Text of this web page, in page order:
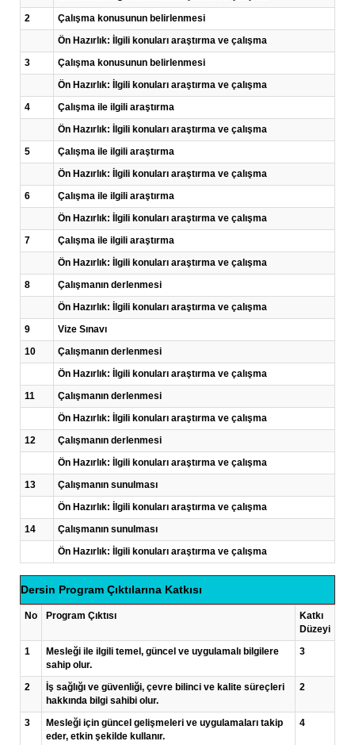
2
Çalışma konusunun belirlenmesi
Ön Hazırlık: İlgili konuları araştırma ve çalışma
3
Çalışma konusunun belirlenmesi
Ön Hazırlık: İlgili konuları araştırma ve çalışma
4
Çalışma ile ilgili araştırma
Ön Hazırlık: İlgili konuları araştırma ve çalışma
5
Çalışma ile ilgili araştırma
Ön Hazırlık: İlgili konuları araştırma ve çalışma
6
Çalışma ile ilgili araştırma
Ön Hazırlık: İlgili konuları araştırma ve çalışma
7
Çalışma ile ilgili araştırma
Ön Hazırlık: İlgili konuları araştırma ve çalışma
8
Çalışmanın derlenmesi
Ön Hazırlık: İlgili konuları araştırma ve çalışma
9
Vize Sınavı
10
Çalışmanın derlenmesi
Ön Hazırlık: İlgili konuları araştırma ve çalışma
11
Çalışmanın derlenmesi
Ön Hazırlık: İlgili konuları araştırma ve çalışma
12
Çalışmanın derlenmesi
Ön Hazırlık: İlgili konuları araştırma ve çalışma
13
Çalışmanın sunulması
Ön Hazırlık: İlgili konuları araştırma ve çalışma
14
Çalışmanın sunulması
Ön Hazırlık: İlgili konuları araştırma ve çalışma
Dersin Program Çıktılarına Katkısı
No Program Çıktısı
Katkı
Düzeyi
1
Mesleği ile ilgili temel, güncel ve uygulamalı bilgilere
sahip olur.
3
2
İş sağlığı ve güvenliği, çevre bilinci ve kalite süreçleri
hakkında bilgi sahibi olur.
2
3
Mesleği için güncel gelişmeleri ve uygulamaları takip
eder, etkin şekilde kullanır.
4